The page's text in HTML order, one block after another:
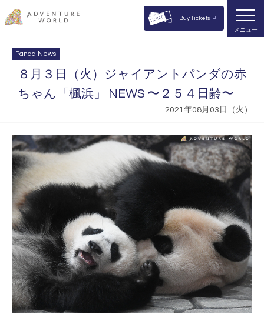
Buy Tickets
メニュー
Panda News
８月３日（火）ジャイアントパンダの赤
ちゃん「楓浜」 NEWS 〜２５４日齢〜
2021年08月03日（火）